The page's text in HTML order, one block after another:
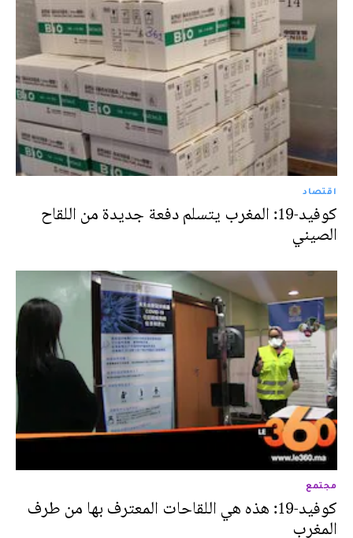
اقتصاد
كوفيد-19: المغرب يتسلم دفعة جديدة من اللقاح
الصيني
مجتمع
كوفيد-19: هذه هي اللقاحات المعترف بها من طرف
المغرب